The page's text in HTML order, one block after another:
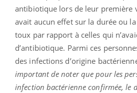
antibiotique lors de leur première
avait aucun effet sur la durée ou
toux par rapport à celles qui
d’antibiotique. Parmi ces
des infections d’origine
important de noter que pour les
infection bactérienne confirmée, le